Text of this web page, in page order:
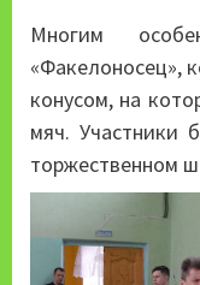
Многим
«Факелоносец»,
конусом, на
мяч. Участники
торжественном